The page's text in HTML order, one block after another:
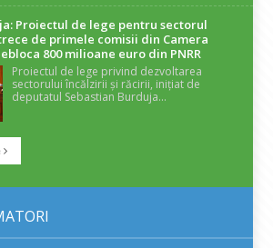
Proiectul de lege pentru sectorul
de primele comisii din Camera
800 milioane euro din PNRR
Proiectul de lege privind dezvoltarea
sectorului încălzirii și răcirii, inițiat de
deputatul Sebastian Burduja...